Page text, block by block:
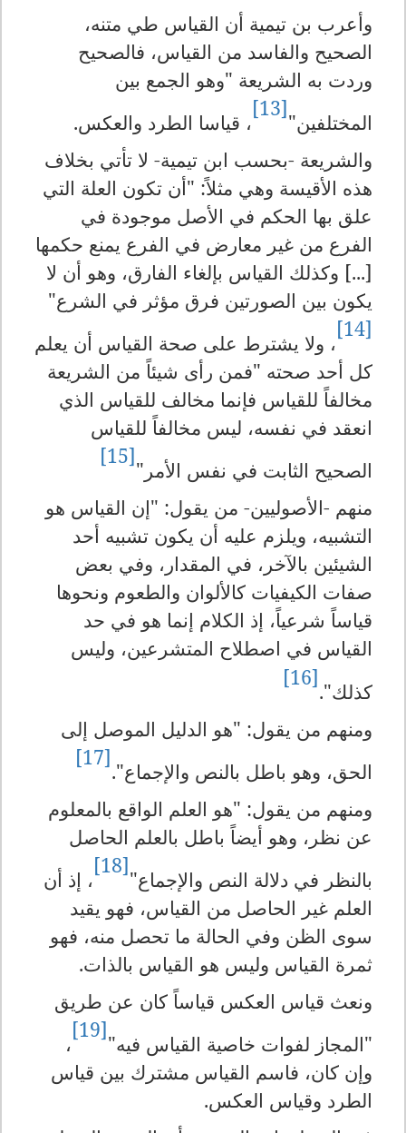
وأعرب بن تيمية أن القياس طي متنه،
الصحيح والفاسد من القياس، فالصحيح
وردت به الشريعة "وهو الجمع بين
المختلفين"
[13]
، قياسا الطرد والعكس.
والشريعة -بحسب ابن تيمية- لا تأتي بخلاف
هذه الأقيسة وهي مثلاً: "أن تكون العلة التي
علق بها الحكم في الأصل موجودة في
الفرع من غير معارض في الفرع يمنع حكمها
[...] وكذلك القياس بإلغاء الفارق، وهو أن لا
يكون بين الصورتين فرق مؤثر في الشرع"
[14]
، ولا يشترط على صحة القياس أن يعلم
كل أحد صحته "فمن رأى شيئاً من الشريعة
مخالفاً للقياس فإنما مخالف للقياس الذي
انعقد في نفسه، ليس مخالفاً للقياس
الصحيح الثابت في نفس الأمر"
[15]
منهم -الأصوليين- من يقول: "إن القياس هو
التشبيه، ويلزم عليه أن يكون تشبيه أحد
الشيئين بالآخر، في المقدار، وفي بعض
صفات الكيفيات كالألوان والطعوم ونحوها
قياساً شرعياً، إذ الكلام إنما هو في حد
القياس في اصطلاح المتشرعين، وليس
كذلك".
[16]
ومنهم من يقول: "هو الدليل الموصل إلى
الحق، وهو باطل بالنص والإجماع".
[17]
ومنهم من يقول: "هو العلم الواقع بالمعلوم
عن نظر، وهو أيضاً باطل بالعلم الحاصل
بالنظر في دلالة النص والإجماع"
[18]
، إذ أن
العلم غير الحاصل من القياس، فهو يقيد
سوى الظن وفي الحالة ما تحصل منه، فهو
ثمرة القياس وليس هو القياس بالذات.
ونعث قياس العكس قياساً كان عن طريق
"المجاز لفوات خاصية القياس فيه"
[19]
،
وإن كان، فاسم القياس مشترك بين قياس
الطرد وقياس العكس.